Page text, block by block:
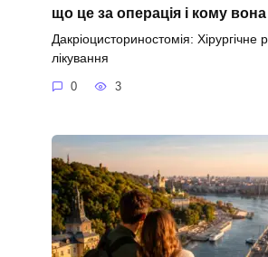
що це за операція і кому вона
Дакріоцисториностомія: Хірургічне
лікування
0 3